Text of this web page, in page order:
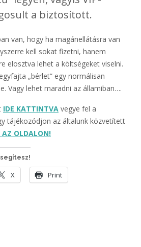
a biztosított.
van, hogy ha magánellátásra van
kell sokat fizetni, hanem
elosztva lehet a költségeket viselni.
„bérlet” egy normálisan
Vagy lehet maradni az államiban….
IDE KATTINTVA vegye fel a
tájékozódjon az általunk közvetített
AZ OLDALON!
X Print